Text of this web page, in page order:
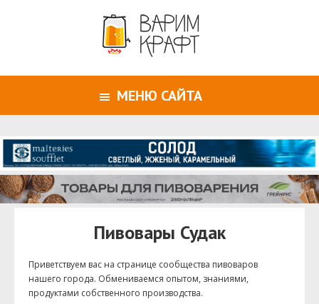
МЕНЮ САЙТА
Пивовары Судак
Приветствуем ваc на странице сообщества пивоваров
нашего города. Обмениваемся опытом, знаниями,
продуктами собственного производства.